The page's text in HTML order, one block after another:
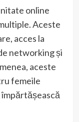
online
Aceste
acces la
networking și
aceste
femeile